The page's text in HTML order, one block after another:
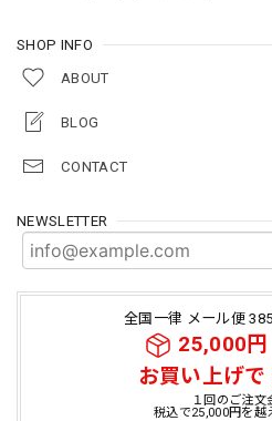
SHOP INFO
ABOUT
BLOG
CONTACT
NEWSLETTER
全国一律 メール便
25,000円
お買い上げ
１回のご注文
税込で25,000円を越